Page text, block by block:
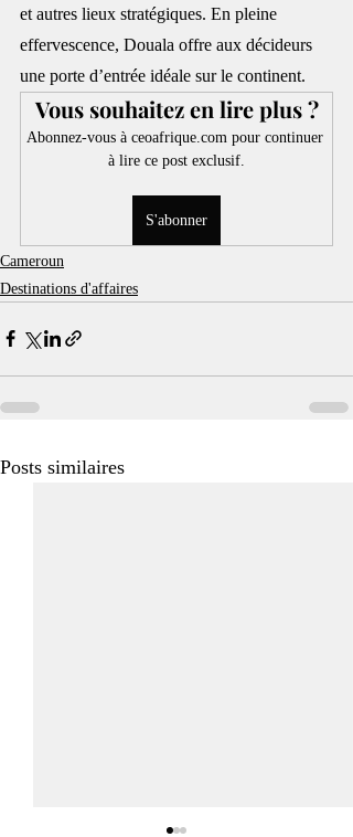
et autres lieux stratégiques. En pleine
effervescence, Douala offre aux décideurs
une porte d’entrée idéale sur le continent.
Vous souhaitez en lire plus ?
Abonnez-vous à ceoafrique.com pour continuer
à lire ce post exclusif.
S'abonner
Cameroun
Destinations d'affaires
Posts similaires